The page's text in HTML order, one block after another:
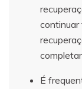
É